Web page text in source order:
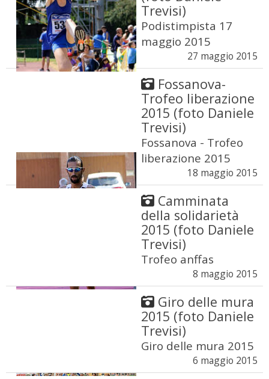
Trevisi)
Podistimpista 17
maggio 2015
27 maggio 2015
Fossanova-
Trofeo liberazione
2015 (foto Daniele
Trevisi)
Fossanova - Trofeo
liberazione 2015
18 maggio 2015
Camminata
della solidarietà
2015 (foto Daniele
Trevisi)
Trofeo anffas
8 maggio 2015
Giro delle mura
2015 (foto Daniele
Trevisi)
Giro delle mura 2015
6 maggio 2015